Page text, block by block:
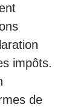
impôts.
de